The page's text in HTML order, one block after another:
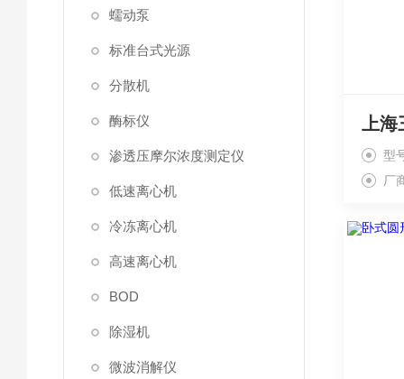
蠕动泵
标准台式光源
分散机
酶标仪
渗透压摩尔浓度测定仪
低速离心机
冷冻离心机
高速离心机
BOD
除湿机
微波消解仪
型
厂